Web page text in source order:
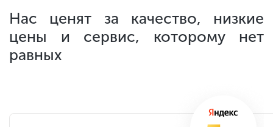
Нас ценят за качество, низкие
цены и сервис, которому нет
равных